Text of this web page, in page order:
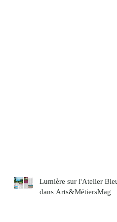
Lumière sur l'Atelier Bleu
dans Arts&MétiersMag